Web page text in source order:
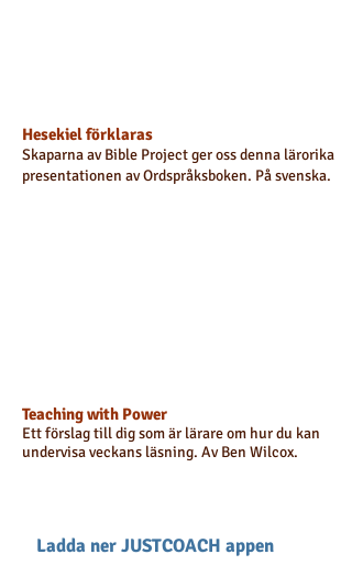
Hesekiel förklaras
Skaparna av Bible Project ger oss denna lärorika
presentationen av Ordspråksboken. På svenska.
Teaching with Power
Ett förslag till dig som är lärare om hur du kan
undervisa veckans läsning. Av Ben Wilcox.
Ladda ner JUSTCOACH appen